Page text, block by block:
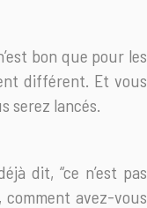
bon que pour les
différent. Et vous
serez lancés.
dit, “ce n’est pas
comment avez-vous